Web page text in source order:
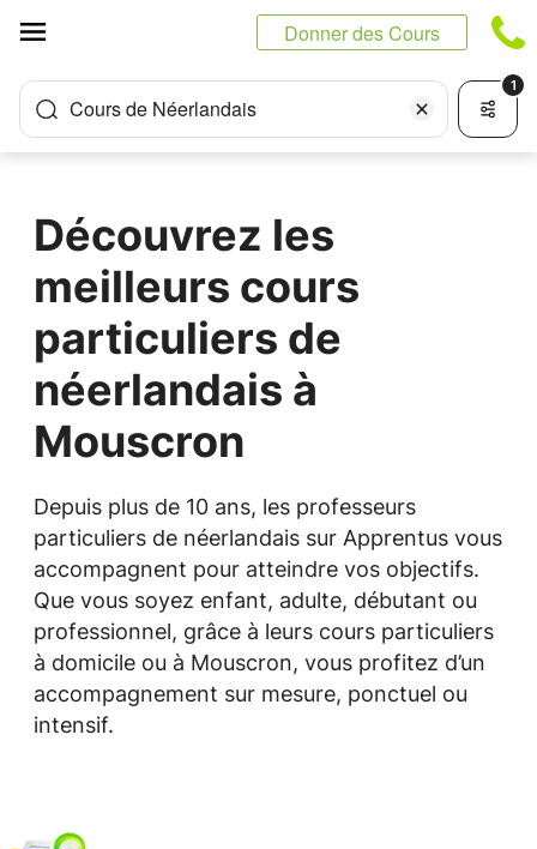
Donner des Cours
Cours de Néerlandais
1
Découvrez les
meilleurs cours
particuliers de
néerlandais à
Mouscron
Depuis plus de 10 ans, les professeurs
particuliers de néerlandais sur Apprentus vous
accompagnent pour atteindre vos objectifs.
Que vous soyez enfant, adulte, débutant ou
professionnel, grâce à leurs cours particuliers
à domicile ou à Mouscron, vous profitez d’un
accompagnement sur mesure, ponctuel ou
intensif.